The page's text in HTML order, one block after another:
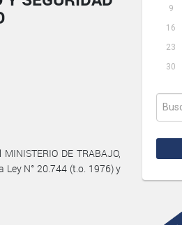
9
16
23
30
DE TRABAJO,
Ley N° 20.744 (t.o. 1976) y